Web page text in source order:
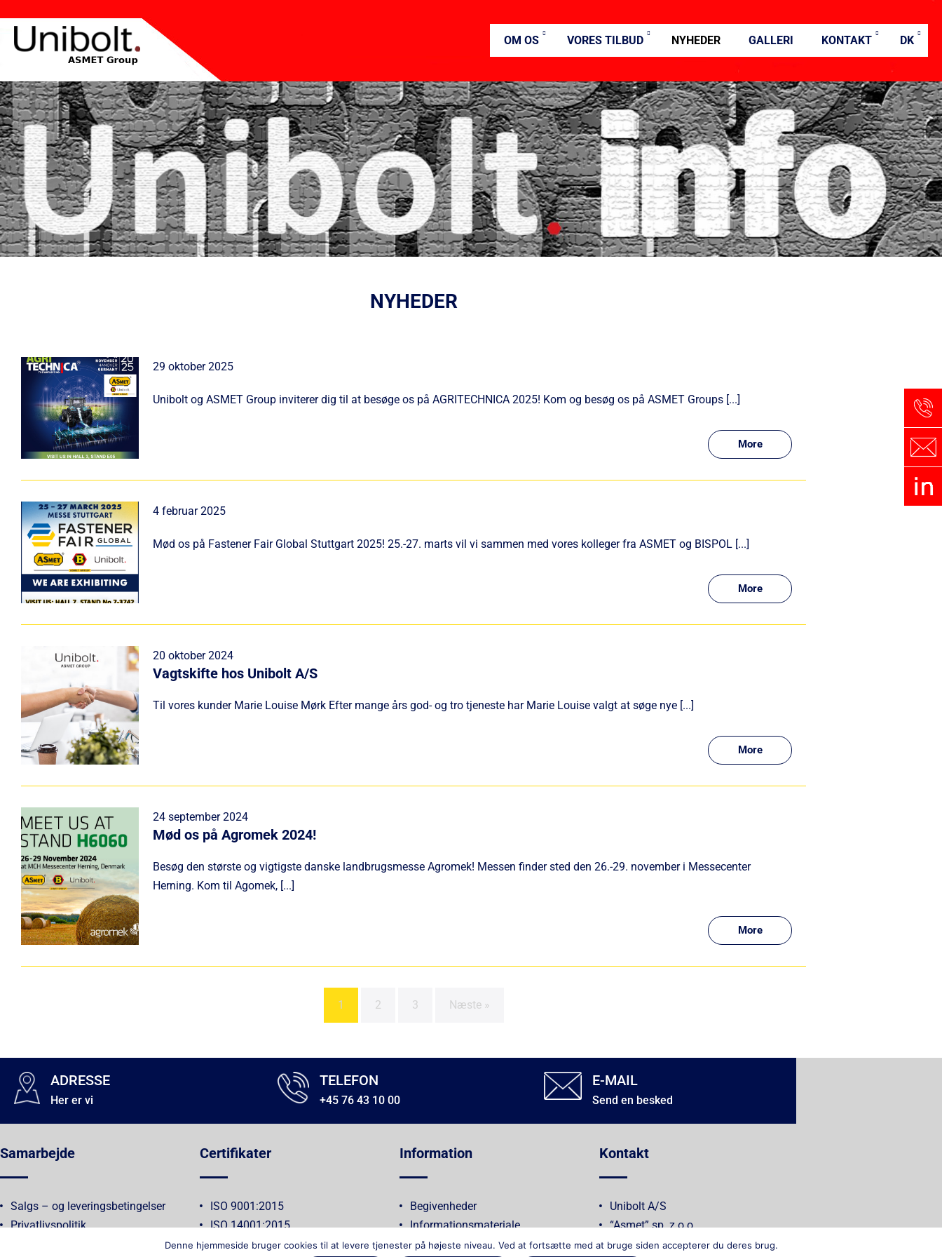
OM OS VORES TILBUD NYHEDER GALLERI KONTAKT DK
NYHEDER
29 oktober 2025
Unibolt og ASMET Group inviterer dig til at besøge os på AGRITECHNICA 2025! Kom og besøg os på ASMET Groups [...]
More
4 februar 2025
Mød os på Fastener Fair Global Stuttgart 2025! 25.-27. marts vil vi sammen med vores kolleger fra ASMET og BISPOL [...]
More
20 oktober 2024
Vagtskifte hos Unibolt A/S
Til vores kunder Marie Louise Mørk Efter mange års god- og tro tjeneste har Marie Louise valgt at søge nye [...]
More
24 september 2024
Mød os på Agromek 2024!
Besøg den største og vigtigste danske landbrugsmesse Agromek! Messen finder sted den 26.-29. november i Messecenter
Herning. Kom til Agomek, [...]
More
1 2 3 Næste »
ADRESSE
Her er vi
TELEFON
+45 76 43 10 00
E-MAIL
Send en besked
Samarbejde
Salgs – og leveringsbetingelser
Privatlivspolitik
Certifikater
ISO 9001:2015
ISO 14001:2015
Information
Begivenheder
Informationsmateriale
Kontakt
Unibolt A/S
“Asmet” sp. z o.o.
Fabryka Śrub Bispol sp. z o.o.
Denne hjemmeside bruger cookies til at levere tjenester på højeste niveau. Ved at fortsætte med at bruge siden accepterer du deres brug.